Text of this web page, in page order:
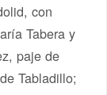
con
Tabera y
paje de
Tabladillo;